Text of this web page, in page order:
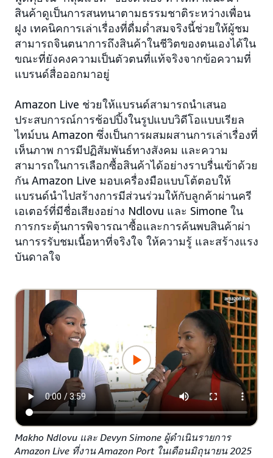
สินค้าดูเป็นการสนทนาตามธรรมชาติระหว่างเพื่อน
ฝูง เทคนิคการเล่าเรื่องที่ดื่มด่ำสมจริงนี้ช่วยให้ผู้ชม
สามารถจินตนาการถึงสินค้าในชีวิตของตนเองได้ใน
ขณะที่ยังคงความเป็นตัวตนที่แท้จริงจากข้อความที่
แบรนด์สื่อออกมาอยู่
Amazon Live ช่วยให้แบรนด์สามารถนำเสนอ
ประสบการณ์การช้อปปิ้งในรูปแบบวิดีโอแบบเรียล
ไทม์บน Amazon ซึ่งเป็นการผสมผสานการเล่าเรื่องที่
เห็นภาพ การมีปฏิสัมพันธ์ทางสังคม และความ
สามารถในการเลือกซื้อสินค้าได้อย่างราบรื่นเข้าด้วย
กัน Amazon Live มอบเครื่องมือแบบโต้ตอบให้
แบรนด์นำไปสร้างการมีส่วนร่วมให้กับลูกค้าผ่านครี
เอเตอร์ที่มีชื่อเสียงอย่าง Ndlovu และ Simone ใน
การกระตุ้นการพิจารณาซื้อและการค้นพบสินค้าผ่า
นการรรับชมเนื้อหาที่จริงใจ ให้ความรู้ และสร้างแรง
บันดาลใจ
Makho Ndlovu และ Devyn Simone ผู้ดำเนินรายการ
Amazon Live ที่งาน Amazon Port ในเดือนมิถุนายน 2025